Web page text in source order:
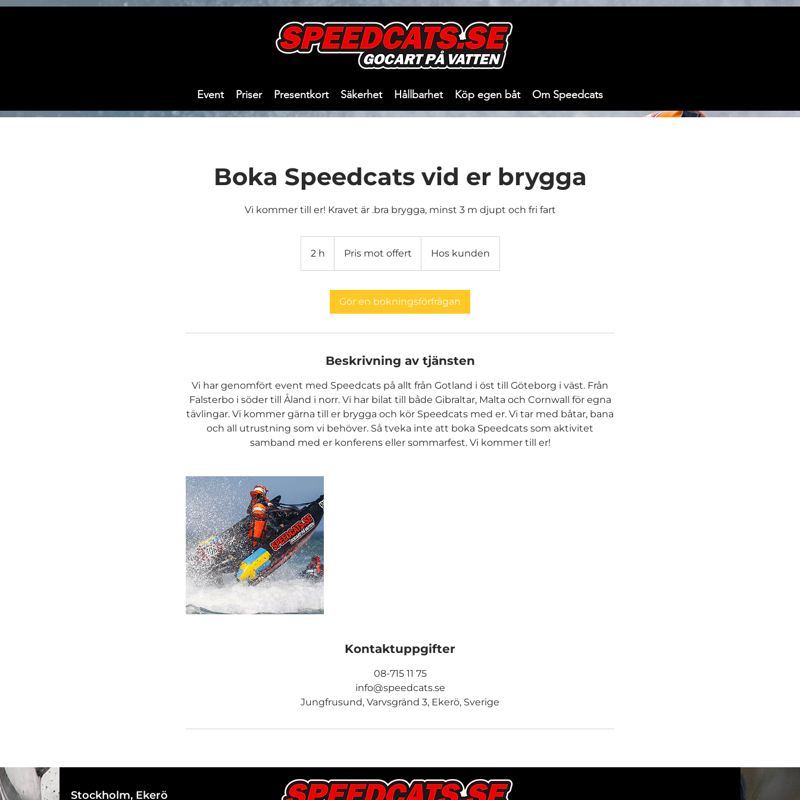
google-site-verification: googleca77c429cd0b571e.html google-site-verification: googledd4683aa8b78c98f.html
Event Priser Presentkort Säkerhet Hållbarhet Köp egen båt Om Speedcats
Boka Speedcats vid er brygga
Vi kommer till er! Kravet är .bra brygga, minst 3 m djupt och fri fart
2 h
h
offertPris mot offert Hos kunden
Gör en bokningsförfrågan
Beskrivning av tjänsten
Vi har genomfört event med Speedcats på allt från Gotland i öst till Göteborg i väst. Från
Falsterbo i söder till Åland i norr. Vi har bilat till både Gibraltar, Malta och Cornwall för egna
tävlingar. Vi kommer gärna till er brygga och kör Speedcats med er. Vi tar med båtar, bana
och all utrustning som vi behöver. Så tveka inte att boka Speedcats som aktivitet
samband med er konferens eller sommarfest. Vi kommer till er!
Kontaktuppgifter
08-715 11 75
info@speedcats.se
Jungfrusund, Varvsgränd 3, Ekerö, Sverige
Stockholm, Ekerö